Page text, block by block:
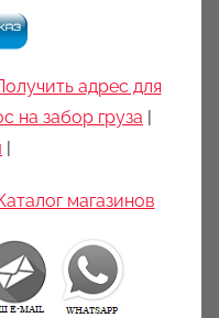
адрес для
на забор груза |
|
магазинов